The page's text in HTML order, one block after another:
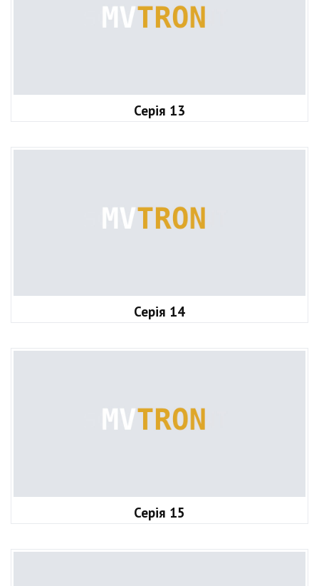
Серія 13
Серія 14
Серія 15